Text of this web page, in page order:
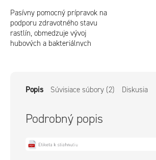
Pasívny pomocný prípravok na
podporu zdravotného stavu
rastlín, obmedzuje vývoj
hubových a bakteriálnych
Popis
Súvisiace súbory (2) Diskusia
Podrobný popis